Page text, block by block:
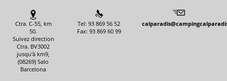
Ctra. C-55, km
50.
Suivez direction
Ctra. BV3002
jusqu'à km9,
(08269) Salo
Barcelona
Tel: 93 869 56 52
Fax: 93 869 60 99